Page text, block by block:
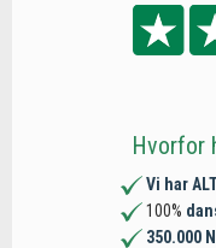
Hvorfor
Vi har
100%
350.000